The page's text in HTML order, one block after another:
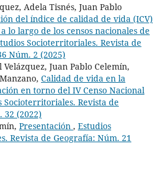
Adela Tisnés, Juan Pablo
del índice de calidad de vida (ICV)
lo largo de los censos nacionales de
Socioterritoriales. Revista de
Núm. 2 (2025)
Juan Pablo Celemín,
Calidad de vida en la
en torno del IV Censo Nacional
Socioterritoriales. Revista de
32 (2022)
Presentación , Estudios
Revista de Geografía: Núm. 21